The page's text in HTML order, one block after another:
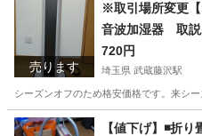
売ります
※取引場所変更【
音波加湿器 取説
720円
埼玉県 武蔵藤沢駅
シーズンオフのため格安価格です。来シ
埼玉 狭山市 武蔵藤沢駅 季
【値下げ】◾折